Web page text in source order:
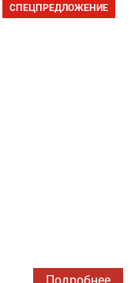
СПЕЦПРЕДЛОЖЕНИЕ